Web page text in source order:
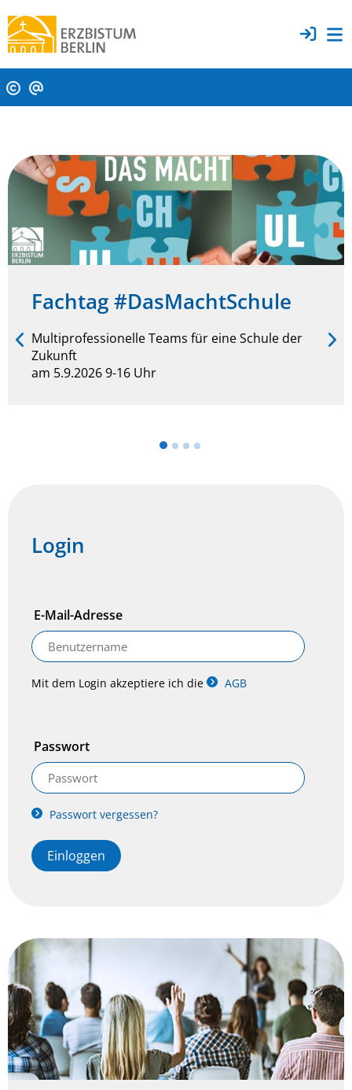
Fachtag #DasMachtSchule
Multiprofessionelle Teams für eine Schule der
Zukunft
am 5.9.2026 9-16 Uhr
Login
E-Mail-Adresse
Mit dem Login akzeptiere ich die AGB
Passwort
Passwort vergessen?